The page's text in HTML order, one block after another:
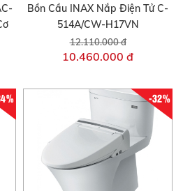
Bồn Cầu INAX Nắp Điện Tử C-
514A/CW-H17VN
12.110.000 đ
10.460.000 đ
-32%